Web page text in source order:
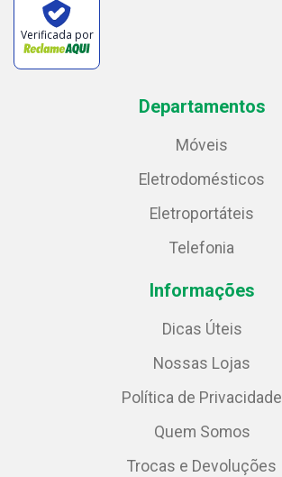
Verificada por
Departamentos
Móveis
Eletrodomésticos
Eletroportáteis
Telefonia
Informações
Dicas Úteis
Nossas Lojas
Política de Privacidade
Quem Somos
Trocas e Devoluções